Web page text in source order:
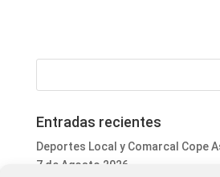
Entradas recientes
Deportes Local y Comarcal Cope
7 de Agosto 2026